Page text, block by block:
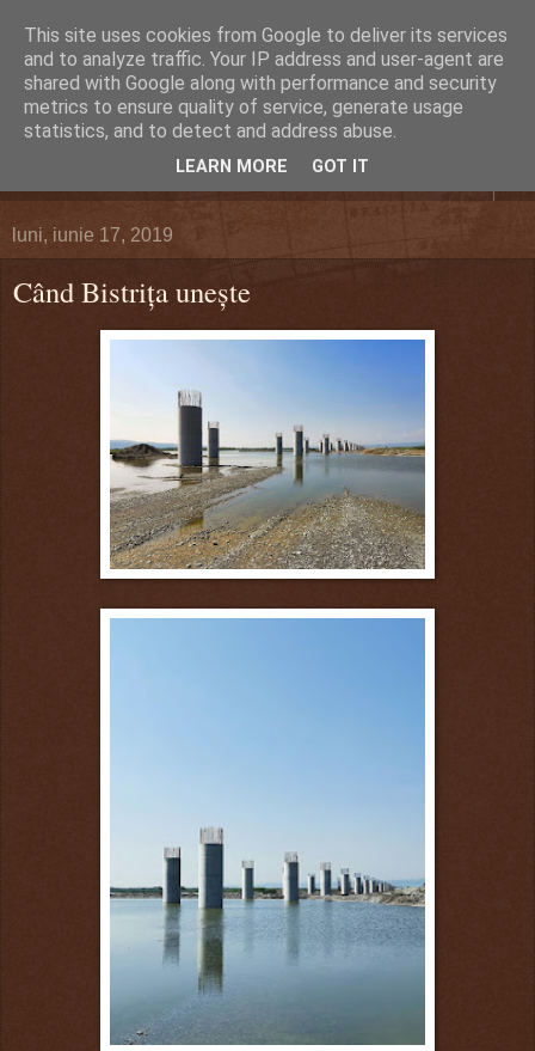
DEFERLĂRI
Despre şi pentru Bacău. Totul la obiect.
luni, iunie 17, 2019
Când Bistriţa uneşte
This site uses cookies from Google to deliver its services
and to analyze traffic. Your IP address and user-agent are
shared with Google along with performance and security
metrics to ensure quality of service, generate usage
statistics, and to detect and address abuse.
LEARN MORE GOT IT